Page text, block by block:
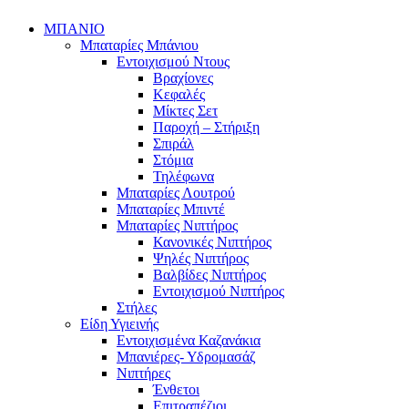
ΜΠΑΝΙΟ
Μπαταρίες Μπάνιου
Εντοιχισμού Ντους
Βραχίονες
Κεφαλές
Μίκτες Σετ
Παροχή – Στήριξη
Σπιράλ
Στόμια
Τηλέφωνα
Μπαταρίες Λουτρού
Μπαταρίες Μπιντέ
Μπαταρίες Νιπτήρος
Κανονικές Νιπτήρος
Ψηλές Νιπτήρος
Βαλβίδες Νιπτήρος
Εντοιχισμού Νιπτήρος
Στήλες
Είδη Υγιεινής
Εντοιχισμένα Καζανάκια
Μπανιέρες- Υδρομασάζ
Νιπτήρες
Ένθετοι
Επιτραπέζιοι